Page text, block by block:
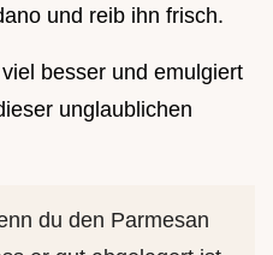
und reib ihn frisch.
besser und emulgiert
unglaublichen
du den Parmesan